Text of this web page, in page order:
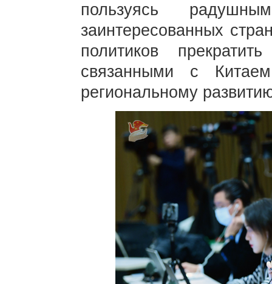
пользуясь
заинтересованных
политиков
связанными с
региональному